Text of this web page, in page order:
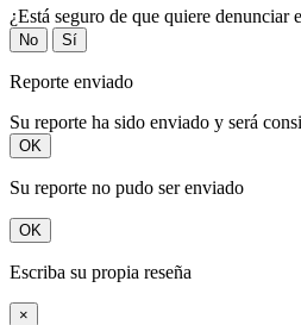
¿Está seguro de que quiere denunciar
No Sí
Reporte enviado
Su reporte ha sido enviado y será
OK
Su reporte no pudo ser enviado
OK
Escriba su propia reseña
×